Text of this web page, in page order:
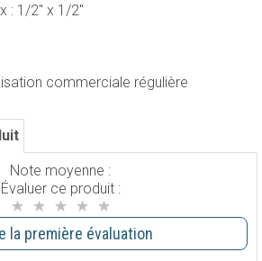
: 1/2" x 1/2"
commerciale régulière
Note moyenne :
Évaluer ce produit :
la première évaluation